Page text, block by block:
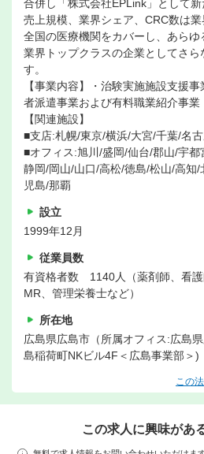
合併し「株式会社EPLink」として新
売上規模、業界シェア、CRC数は業
全国の医療機関をカバーし、あらゆ
業界トップクラスの企業としてさら
す。
【事業内容】・治験実施施設支援
者派遣事業および有料職業紹介事業
【関連施設】
■支店:札幌/東京/横浜/大宮/千葉/名
■オフィス:旭川/盛岡/仙台/郡山/宇
静岡/岡山/山口/高松/徳島/松山/高知
児島/那覇
設立
1999年12月
従業員数
有資格者数 1140人（薬剤師、看護
MR、管理栄養士など）
所在地
広島県広島市（所属オフィス:広島
島稲荷町NKビル4F＜広島事業部＞)
この
この求人に興味があ